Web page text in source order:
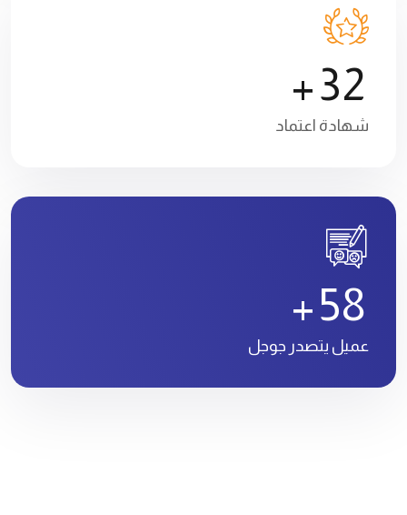
2
3
+
شهادة اعتماد
8
5
+
عميل يتصدر جوجل